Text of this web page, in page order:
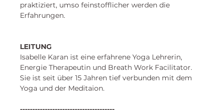
praktiziert, umso feinstofflicher werden die
Erfahrungen.
LEITUNG
Isabelle Karan ist eine erfahrene Yoga Lehrerin,
Energie Therapeutin und Breath Work Facilitator.
Sie ist seit über 15 Jahren tief verbunden mit dem
Yoga und der Meditaion.